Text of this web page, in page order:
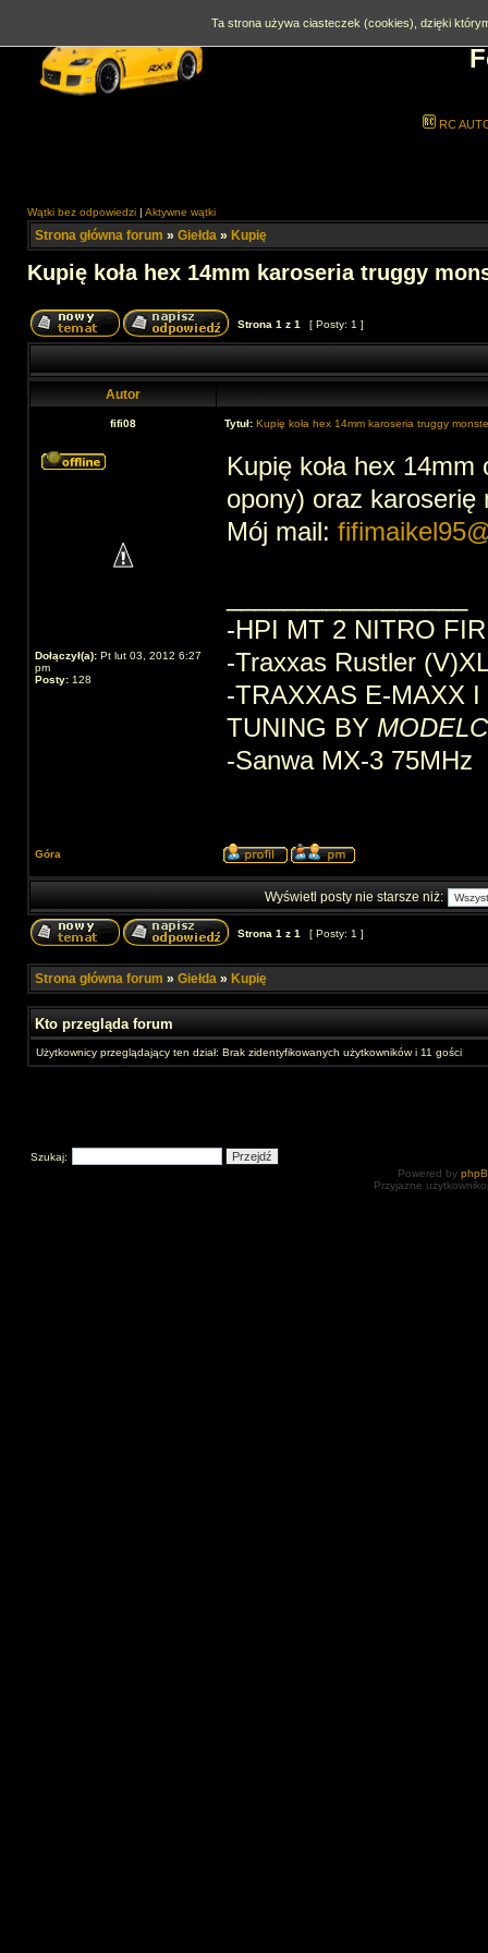
RC
Wątki bez odpowiedzi | Aktywne wątki
Strona główna forum » Giełda » Kupię
Kupię koła hex 14mm karoseria truggy
Strona 1 z 1 [ Posty: 1 ]
Autor
fifi08 Tytuł: Kupię koła hex 14mm karoseria truggy
Dołączył(a): Pt lut 03, 2012 6:27
pm
Posty: 128
Kupię koła hex
opony) oraz
Mój mail:
-HPI MT 2 NITRO
-Traxxas Rustler
-TRAXXAS E-MAXX
TUNING BY
-Sanwa MX-3 75MHz
Góra
Wyświetl posty nie starsze niż:
Strona 1 z 1 [ Posty: 1 ]
Strona główna forum » Giełda » Kupię
Kto przegląda forum
Użytkownicy przeglądający ten dział: Brak zidentyfikowanych użytkowników i 11 gości
Szukaj:
Powered by
Przyjazne
Ta strona używa ciasteczek (cookies), dzięki